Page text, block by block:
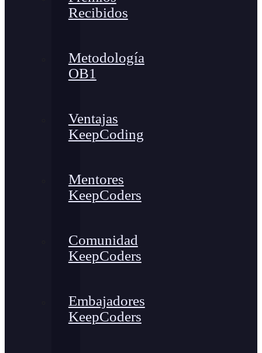
Recibidos
Metodología
OB1
Ventajas
KeepCoding
Mentores
KeepCoders
Comunidad
KeepCoders
Embajadores
KeepCoders